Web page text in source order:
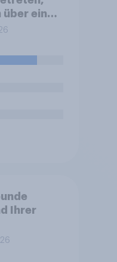
über eine
Ausland
der
Ihrer